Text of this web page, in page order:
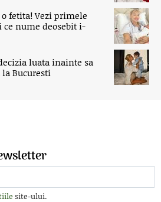
fetita! Vezi primele
nume deosebit i-
luata inainte sa
la Bucuresti
site-ului.